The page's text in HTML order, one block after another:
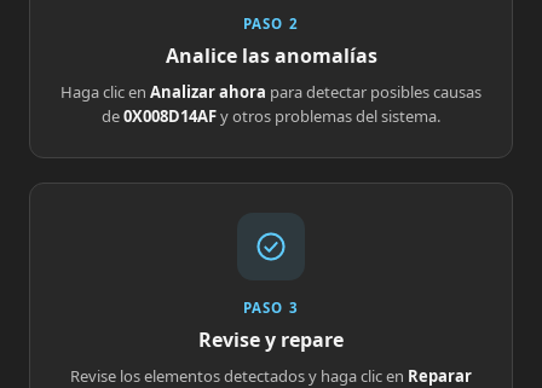
PASO 2
Analice las anomalías
Haga clic en Analizar ahora para detectar posibles causas
de0X008D14AFy otros problemas del sistema.
PASO 3
Revise y repare
Revise los elementos detectados y haga clic en Reparar